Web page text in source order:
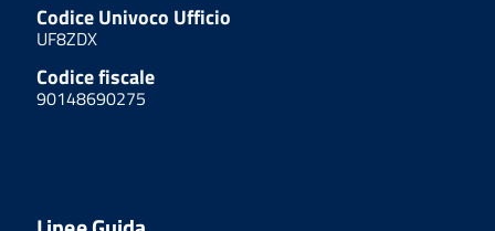
Codice Univoco Ufficio
UF8ZDX
Codice fiscale
90148690275